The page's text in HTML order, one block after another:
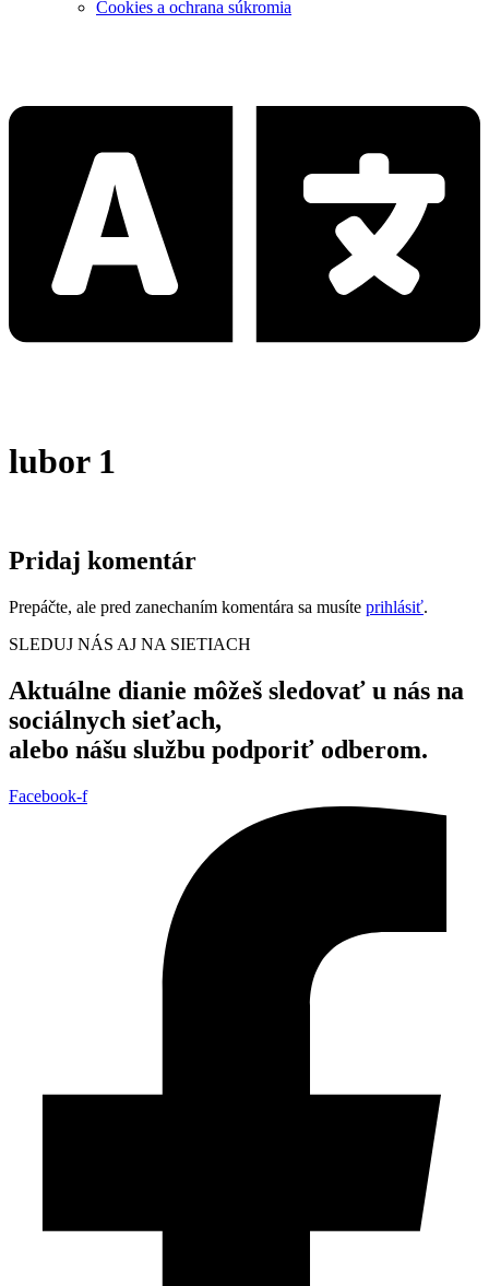
Cookies a ochrana súkromia
lubor 1
Pridaj komentár
Prepáčte, ale pred zanechaním komentára sa musíte prihlásiť.
SLEDUJ NÁS AJ NA SIETIACH
Aktuálne dianie môžeš sledovať u nás na
sociálnych sieťach,
alebo nášu službu podporiť odberom.
Facebook-f